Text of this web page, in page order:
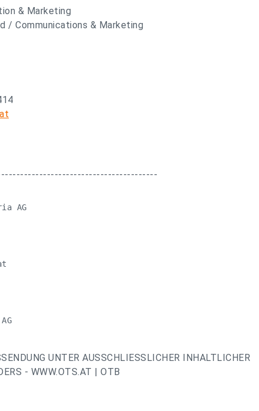
& Marketing
/ Communications & Marketing
AG
UNTER AUSSCHLIESSLICHER INHALTLICHER
- WWW.OTS.AT | OTB